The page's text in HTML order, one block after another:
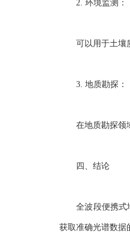
2. 环境监测：
可以用于土壤质
3. 地质勘探：
在地质勘探领域
四、结论
全波段便携式地
获取准确光谱数据